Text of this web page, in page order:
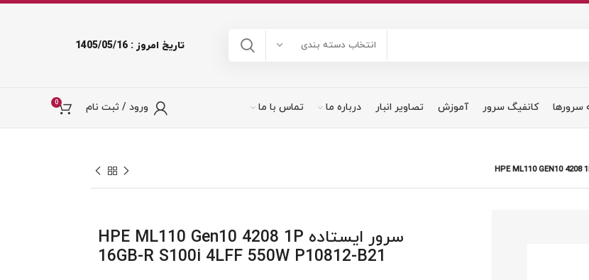
انتخاب دسته بندی تاریخ امروز : 1405/05/16
سرورها کانفیگ سرور آموزش تصاویر انبار درباره ما تماس با ما ورود / ثبت نام 0
سرور ایستاده HPE ML110 Gen10 4208 1P
16GB-R S100i 4LFF 550W P10812-B21